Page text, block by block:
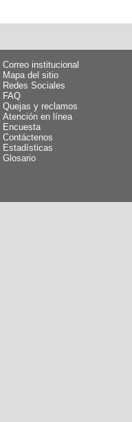
Correo institucional
Mapa del sitio
Redes Sociales
FAQ
Quejas y reclamos
Atención en línea
Encuesta
Contáctenos
Estadísticas
Glosario